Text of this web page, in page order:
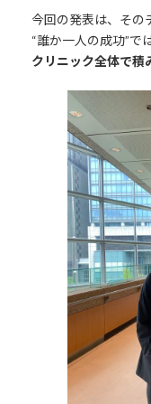
今回の発表は、その
“誰か一人の成功”で
クリニック全体で積